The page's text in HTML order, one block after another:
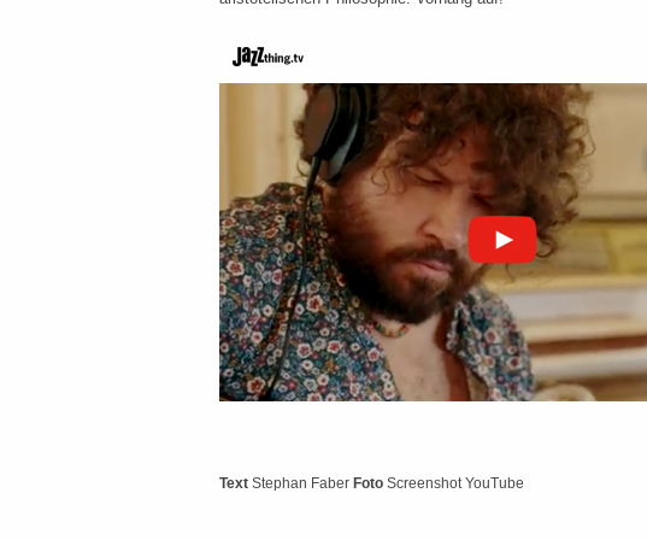
Text Stephan Faber Foto Screenshot YouTube